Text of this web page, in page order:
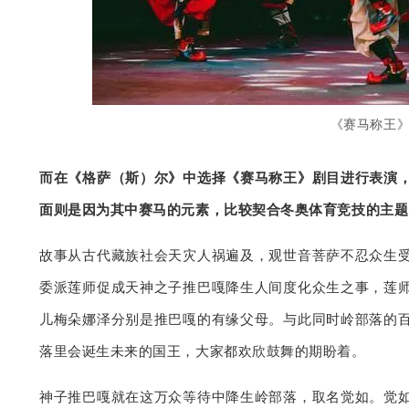
《赛马称王
而在《格萨（斯）尔》中选择《赛马称王》剧目进行表演
面则是因为其中赛马的元素，比较契合冬奥体育竞技的主
故事从古代藏族社会天灾人祸遍及，观世音菩萨不忍众生
委派莲师促成天神之子推巴嘎降生人间度化众生之事，莲
儿梅朵娜泽分别是推巴嘎的有缘父母。与此同时岭部落
落里会诞生未来的国王，大家都欢欣鼓舞的期盼着。
神子推巴嘎就在这万众等待中降生岭部落，取名觉如。觉